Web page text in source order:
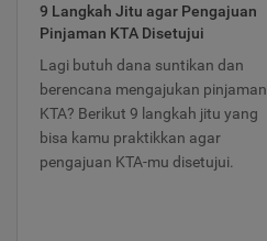
9 Langkah Jitu agar Pengajuan
Pinjaman KTA Disetujui
Lagi butuh dana suntikan dan
berencana mengajukan pinjaman
KTA? Berikut 9 langkah jitu yang
bisa kamu praktikkan agar
pengajuan KTA-mu disetujui.